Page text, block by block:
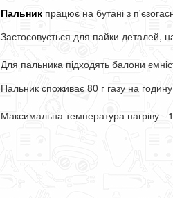
Пальникпрацює на бутані з
Застосовується для пайки деталей,
Для пальника підходять балони
Пальник споживає 80 г газу на
Максимальна температура нагріву -